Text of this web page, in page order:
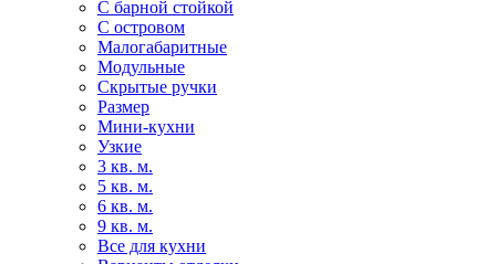
С барной стойкой
С островом
Малогабаритные
Модульные
Скрытые ручки
Размер
Мини-кухни
Узкие
3 кв. м.
5 кв. м.
6 кв. м.
9 кв. м.
Все для кухни